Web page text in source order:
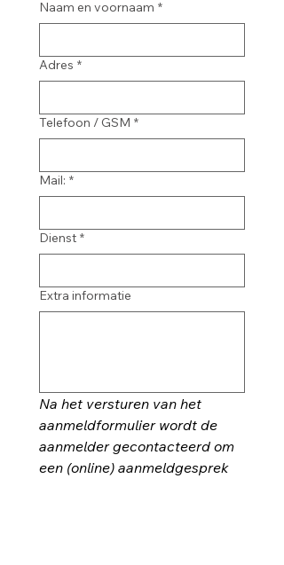
Naam en voornaam *
Adres *
Telefoon / GSM *
Mail: *
Dienst *
Extra informatie
Na het versturen van het
aanmeldformulier wordt de
aanmelder gecontacteerd om
een (online) aanmeldgesprek